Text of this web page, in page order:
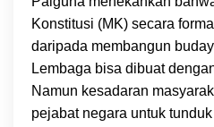
Konstitusi (MK) secara
daripada membangun
Lembaga bisa dibuat
Namun kesadaran
pejabat negara untuk